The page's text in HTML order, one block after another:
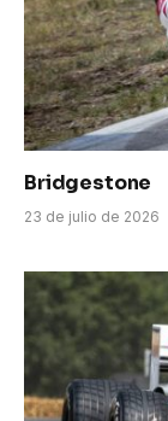
Bridgestone
23 de julio de 2026